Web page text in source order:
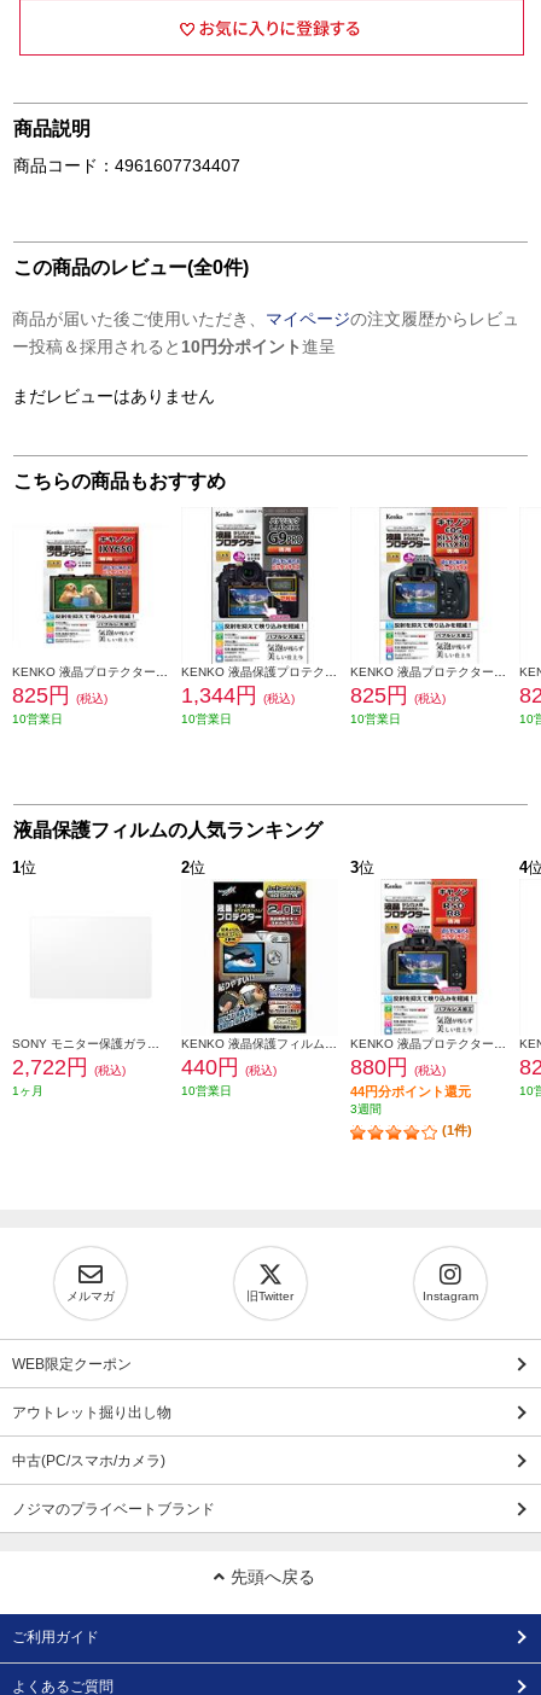
商品説明
商品コード：4961607734407
この商品のレビュー(全0件)
商品が届いた後ご使用いただき、 マイページの注文履歴からレビュ
ー投稿＆採用されると 10円分ポイント進呈
まだレビューはありません
こちらの商品もおすすめ
825円
(税込)
10営業日
1,344円
(税込)
10営業日
825円
(税込)
10営業日
10
液晶保護フィルムの人気ランキング
1位
2,722円
(税込)
1ヶ月
2位
440円
(税込)
10営業日
3位
880円 (税込)
44円分ポイント還元
3週間
(1件)
4
10
メルマガ 旧Twitter Instagram
WEB限定クーポン
アウトレット掘り出し物
中古(PC/スマホ/カメラ)
ノジマのプライベートブランド
先頭へ戻る
ご利用ガイド
よくあるご質問